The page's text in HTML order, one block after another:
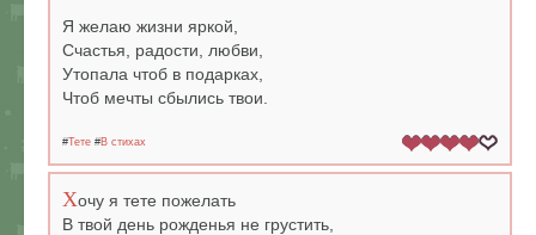
Я желаю жизни яркой,
Счастья, радости, любви,
Утопала чтоб в подарках,
Чтоб мечты сбылись твои.
#Тете #В стихах
Хочу я тете пожелать
В твой день рожденья не грустить,